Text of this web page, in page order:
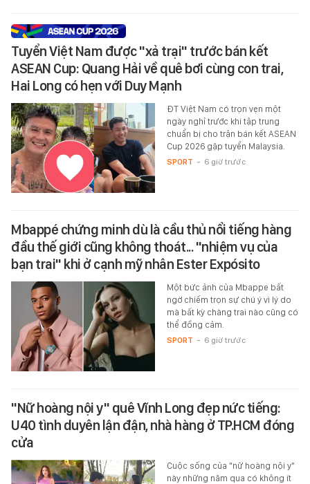
Tuyển Việt Nam được "xả trại" trước bán kết
ASEAN Cup: Quang Hải về quê bơi cùng con trai,
Hai Long có hẹn với Duy Mạnh
ĐT Việt Nam có trọn vẹn một
ngày nghỉ trước khi tập trung
chuẩn bị cho trận bán kết ASEAN
Cup 2026 gặp tuyển Malaysia.
SPORT - 6 giờ trước
Mbappé chứng minh dù là cầu thủ nổi tiếng hàng
đầu thế giới cũng không thoát... "nhiệm vụ của
bạn trai" khi ở cạnh mỹ nhân Ester Expósito
Một bức ảnh của Mbappe bất
ngờ chiếm trọn sự chú ý vì lý do
mà bất kỳ chàng trai nào cũng có
thể đồng cảm.
SPORT - 6 giờ trước
"Nữ hoàng nội y" quê Vĩnh Long đẹp nức tiếng:
U40 tình duyên lận đận, nhà hàng ở TP.HCM đóng
cửa
Cuộc sống của "nữ hoàng nội y"
này những năm qua có không ít